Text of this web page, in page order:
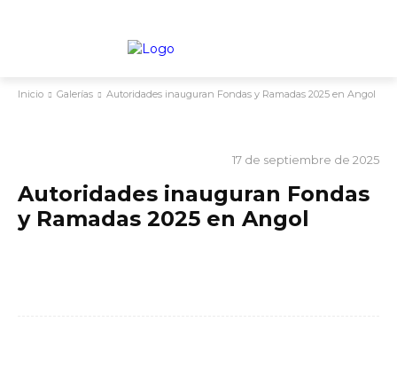
Inicio Galerías Autoridades inauguran Fondas y Ramadas 2025 en Angol
17 de septiembre de 2025
Autoridades inauguran Fondas
y Ramadas 2025 en Angol